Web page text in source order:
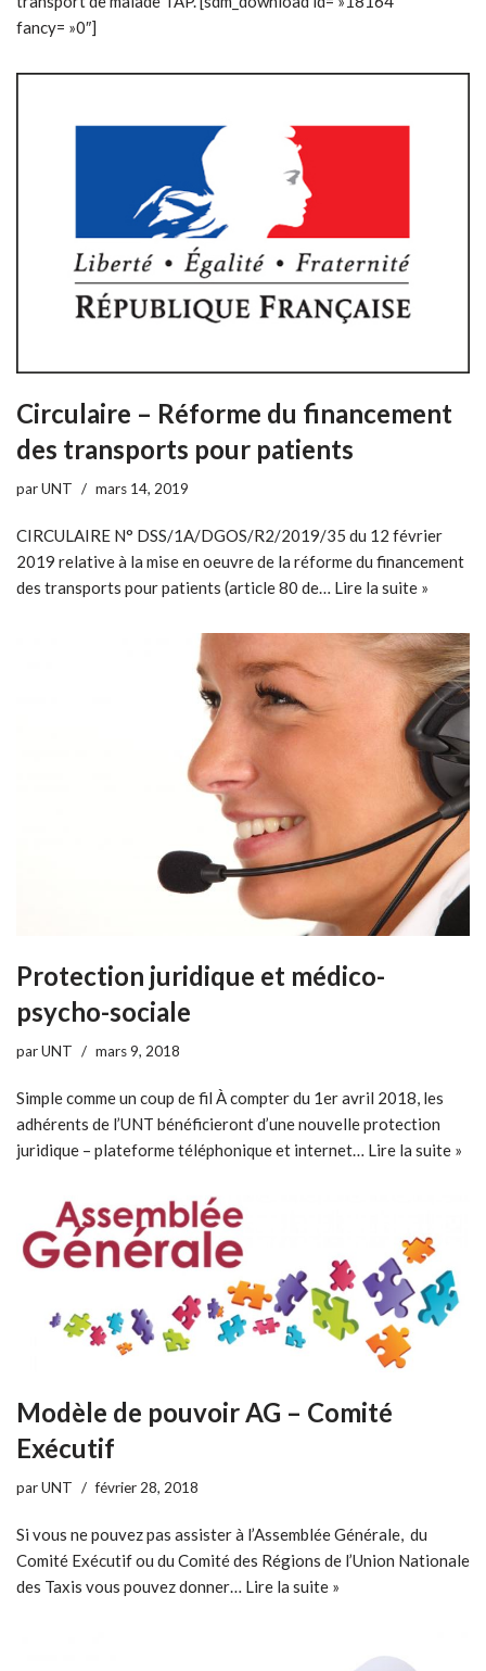
fancy= »0″]
Circulaire – Réforme du financement
des transports pour patients
parUNT mars 14, 2019
CIRCULAIRE N° DSS/1A/DGOS/R2/2019/35 du 12 février
2019 relative à la mise en oeuvre de la réforme du financement
des transports pour patients (article 80 de… Lire la suite »
Protection juridique et médico-
psycho-sociale
parUNT mars 9, 2018
Simple comme un coup de fil À compter du 1er avril 2018, les
adhérents de l’UNT bénéficieront d’une nouvelle protection
juridique – plateforme téléphonique et internet… Lire la suite »
Modèle de pouvoir AG – Comité
Exécutif
parUNT février 28, 2018
Si vous ne pouvez pas assister à l’Assemblée Générale, du
Comité Exécutif ou du Comité des Régions de l’Union Nationale
des Taxis vous pouvez donner… Lire la suite »